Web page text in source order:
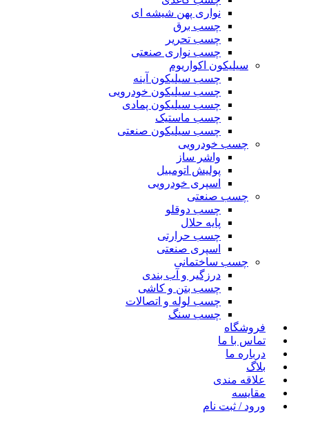
نواری پهن شیشه ای
چسب برق
چسب تحریر
چسب نواری صنعتی
سیلیکون اکواریوم
چسب سیلیکون آینه
چسب سیلیکون خودرویی
چسب سیلیکون پمادی
چسب ماستیک
چسب سیلیکون صنعتی
چسب خودرویی
واشر ساز
پولیش اتومبیل
اسپری خودرویی
چسب صنعتی
چسب دوقلو
پایه حلال
چسب حرارتی
اسپری صنعتی
چسب ساختمانی
درزگیر و آب بندی
چسب بتن و کاشی
چسب لوله و اتصالات
چسب سنگ
فروشگاه
تماس با ما
درباره ما
بلاگ
علاقه مندی
مقایسه
ورود / ثبت نام